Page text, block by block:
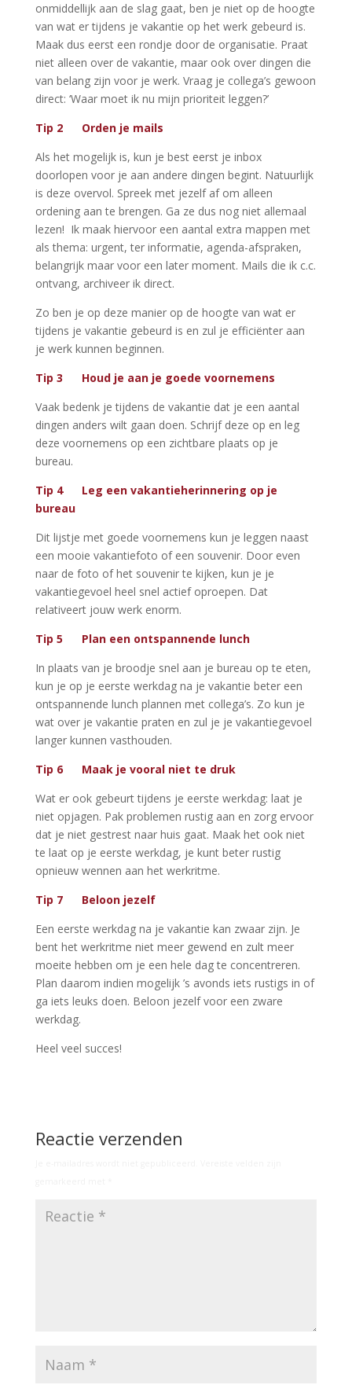
onmiddellijk aan de slag gaat, ben je niet op de hoogte
van wat er tijdens je vakantie op het werk gebeurd is.
Maak dus eerst een rondje door de organisatie. Praat
niet alleen over de vakantie, maar ook over dingen die
van belang zijn voor je werk. Vraag je collega’s gewoon
direct: ‘Waar moet ik nu mijn prioriteit leggen?’
Tip 2 Orden je mails
Als het mogelijk is, kun je best eerst je inbox
doorlopen voor je aan andere dingen begint. Natuurlijk
is deze overvol. Spreek met jezelf af om alleen
ordening aan te brengen. Ga ze dus nog niet allemaal
lezen! Ik maak hiervoor een aantal extra mappen met
als thema: urgent, ter informatie, agenda-afspraken,
belangrijk maar voor een later moment. Mails die ik c.c.
ontvang, archiveer ik direct.
Zo ben je op deze manier op de hoogte van wat er
tijdens je vakantie gebeurd is en zul je efficiënter aan
je werk kunnen beginnen.
Tip 3 Houd je aan je goede voornemens
Vaak bedenk je tijdens de vakantie dat je een aantal
dingen anders wilt gaan doen. Schrijf deze op en leg
deze voornemens op een zichtbare plaats op je
bureau.
Tip 4 Leg een vakantieherinnering op je
bureau
Dit lijstje met goede voornemens kun je leggen naast
een mooie vakantiefoto of een souvenir. Door even
naar de foto of het souvenir te kijken, kun je je
vakantiegevoel heel snel actief oproepen. Dat
relativeert jouw werk enorm.
Tip 5 Plan een ontspannende lunch
In plaats van je broodje snel aan je bureau op te eten,
kun je op je eerste werkdag na je vakantie beter een
ontspannende lunch plannen met collega’s. Zo kun je
wat over je vakantie praten en zul je je vakantiegevoel
langer kunnen vasthouden.
Tip 6 Maak je vooral niet te druk
Wat er ook gebeurt tijdens je eerste werkdag: laat je
niet opjagen. Pak problemen rustig aan en zorg ervoor
dat je niet gestrest naar huis gaat. Maak het ook niet
te laat op je eerste werkdag, je kunt beter rustig
opnieuw wennen aan het werkritme.
Tip 7 Beloon jezelf
Een eerste werkdag na je vakantie kan zwaar zijn. Je
bent het werkritme niet meer gewend en zult meer
moeite hebben om je een hele dag te concentreren.
Plan daarom indien mogelijk ’s avonds iets rustigs in of
ga iets leuks doen. Beloon jezelf voor een zware
werkdag.
Heel veel succes!
Reactie verzenden